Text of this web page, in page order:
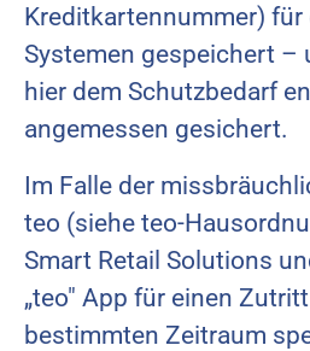
Kreditkartennummer) für
Systemen gespeichert –
hier dem Schutzbedarf
angemessen gesichert.
Im Falle der
teo (siehe teo-
Smart Retail Solutions
„teo" App für einen
bestimmten Zeitraum